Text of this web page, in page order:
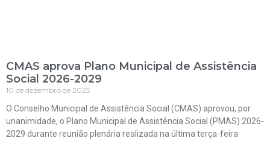
CMAS aprova Plano Municipal de Assistência
Social 2026-2029
10 de dezembro de 2025
O Conselho Municipal de Assistência Social (CMAS) aprovou, por
unanimidade, o Plano Municipal de Assistência Social (PMAS) 2026-
2029 durante reunião plenária realizada na última terça-feira